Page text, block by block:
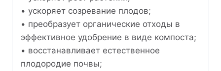
• ускоряет созревание плодов;
• преобразует органические отходы в
эффективное удобрение в виде компоста;
• восстанавливает естественное
плодородие почвы;